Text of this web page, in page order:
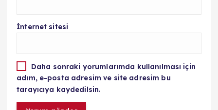
İnternet sitesi
Daha sonraki yorumlarımda kullanılması için
adım, e-posta adresim ve site adresim bu
tarayıcıya kaydedilsin.